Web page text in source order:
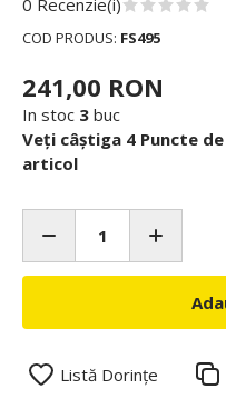
0 Recenzie(i)
COD PRODUS: FS495
241,00 RON
In stoc 3 buc
Veți câștiga 4 Puncte
articol
Listă Dorințe